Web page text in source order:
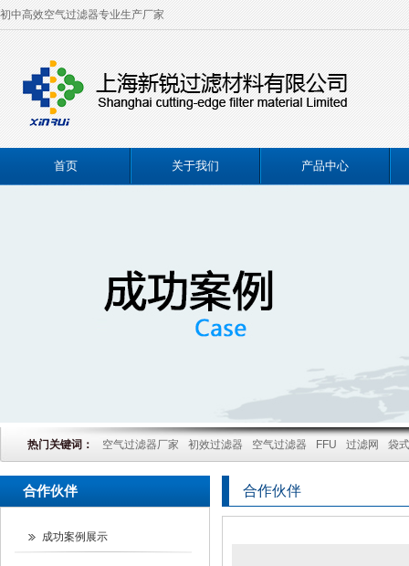
初中高效空气过滤器专业生产厂家
首页 关于我们 产品中心
热门关键词： 空气过滤器厂家 初效过滤器 空气过滤器 FFU 过滤网 袋
合作伙伴
成功案例展示
合作伙伴